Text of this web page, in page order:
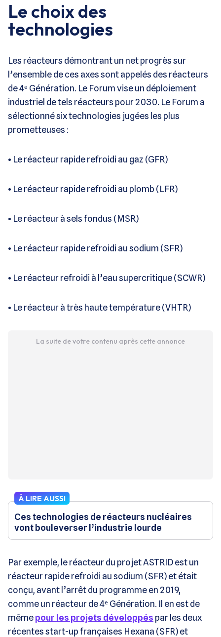
Le choix des
technologies
Les réacteurs démontrant un net progrès sur
l’ensemble de ces axes sont appelés des réacteurs
de 4ᵉ Génération. Le Forum vise un déploiement
industriel de tels réacteurs pour 2030. Le Forum a
sélectionné six technologies jugées les plus
prometteuses :
• Le réacteur rapide refroidi au gaz (GFR)
• Le réacteur rapide refroidi au plomb (LFR)
• Le réacteur à sels fondus (MSR)
• Le réacteur rapide refroidi au sodium (SFR)
• Le réacteur refroidi à l’eau supercritique (SCWR)
• Le réacteur à très haute température (VHTR)
La suite de votre contenu après cette annonce
À LIRE AUSSI
Ces technologies de réacteurs nucléaires
vont bouleverser l’industrie lourde
Par exemple, le réacteur du projet ASTRID est un
réacteur rapide refroidi au sodium (SFR) et était
conçu, avant l’arrêt du programme en 2019,
comme un réacteur de 4ᵉ Génération. Il en est de
mêmepour les projets développés par les deux
récentes start-up françaises Hexana (SFR) et